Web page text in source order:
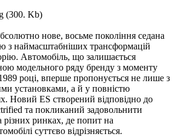
нове, восьме покоління седана
з наймасштабніших трансформацій
Автомобіль, що залишається
модельного ряду бренду з моменту
році, вперше пропонується не лише з
установками, а й у повністю
Новий ES створений відповідно до
та покликаний задовольнити
різних ринках, де попит на
суттєво відрізняється.